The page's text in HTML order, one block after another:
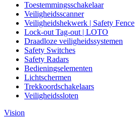
Toestemmingsschakelaar
Veiligheidsscanner
Veiligheidshekwerk | Safety Fence
Lock-out Tag-out | LOTO
Draadloze veiligheidssystemen
Safety Switches
Safety Radars
Bedieningselementen
Lichtschermen
Trekkoordschakelaars
Veiligheidssloten
Vision